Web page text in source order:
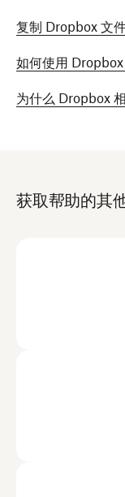
复制 Dropbox 文
如何使用
为什么 Dropbox
获取帮助的其